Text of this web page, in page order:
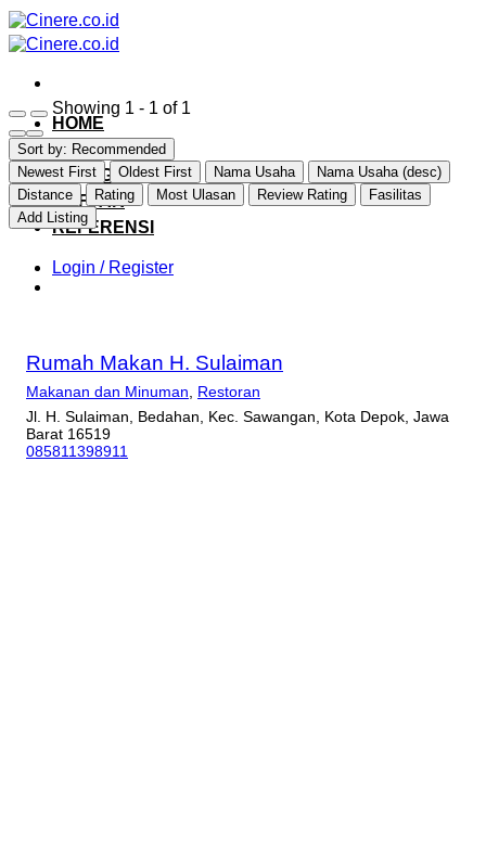
Skip
to
content
HOME
EXPLORE
CATEGORY
DAFTAR
REFERENSI
Login / Register
Showing 1 - 1 of 1
Sort by: Recommended
Newest First
Oldest First Nama Usaha
Nama Usaha (desc)
Distance
Rating Most Ulasan Review Rating
Fasilitas
Add Listing
Rumah Makan H. Sulaiman
Makanan dan Minuman
Restoran
Jl. H. Sulaiman, Bedahan, Kec. Sawangan, Kota Depok, Jawa
Barat 16519
085811398911